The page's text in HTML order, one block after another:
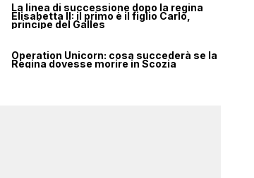
La linea di successione dopo la regina
Elisabetta II: il primo è il figlio Carlo,
principe del Galles
Operation Unicorn: cosa succederà se la
Regina dovesse morire in Scozia